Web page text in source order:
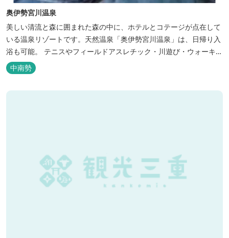
奥伊勢宮川温泉
美しい清流と森に囲まれた森の中に、ホテルとコテージが点在して
いる温泉リゾートです。天然温泉「奥伊勢宮川温泉」は、日帰り入
浴も可能。 テニスやフィールドアスレチック・川遊び・ウォーキン
グ・山登りの後は、岩風呂風の露天風呂と地元産季節の野草を月替
メニューの野草風呂と打たせ湯で思いっきりリフレッシュしてくだ
さい。 森林浴に温泉浴でネイチャーセラピーしませんか。
中南勢